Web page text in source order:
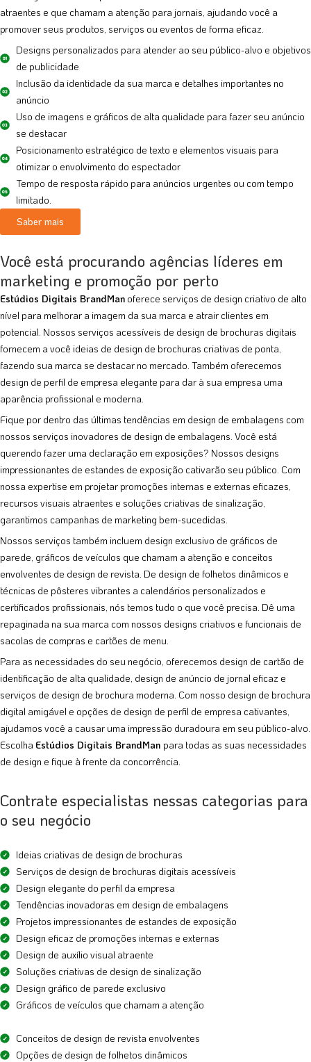
atraentes e que chamam a atenção para jornais, ajudando você a
promover seus produtos, serviços ou eventos de forma eficaz.
Designs personalizados para atender ao seu público-alvo e objetivos
de publicidade
Inclusão da identidade da sua marca e detalhes importantes no
anúncio
Uso de imagens e gráficos de alta qualidade para fazer seu anúncio
se destacar
Posicionamento estratégico de texto e elementos visuais para
otimizar o envolvimento do espectador
Tempo de resposta rápido para anúncios urgentes ou com tempo
limitado.
Saber mais
Você está procurando agências líderes em
marketing e promoção por perto
Estúdios Digitais BrandMan oferece serviços de design criativo de alto
nível para melhorar a imagem da sua marca e atrair clientes em
potencial. Nossos serviços acessíveis de design de brochuras digitais
fornecem a você ideias de design de brochuras criativas de ponta,
fazendo sua marca se destacar no mercado. Também oferecemos
design de perfil de empresa elegante para dar à sua empresa uma
aparência profissional e moderna.
Fique por dentro das últimas tendências em design de embalagens com
nossos serviços inovadores de design de embalagens. Você está
querendo fazer uma declaração em exposições? Nossos designs
impressionantes de estandes de exposição cativarão seu público. Com
nossa expertise em projetar promoções internas e externas eficazes,
recursos visuais atraentes e soluções criativas de sinalização,
garantimos campanhas de marketing bem-sucedidas.
Nossos serviços também incluem design exclusivo de gráficos de
parede, gráficos de veículos que chamam a atenção e conceitos
envolventes de design de revista. De design de folhetos dinâmicos e
técnicas de pôsteres vibrantes a calendários personalizados e
certificados profissionais, nós temos tudo o que você precisa. Dê uma
repaginada na sua marca com nossos designs criativos e funcionais de
sacolas de compras e cartões de menu.
Para as necessidades do seu negócio, oferecemos design de cartão de
identificação de alta qualidade, design de anúncio de jornal eficaz e
serviços de design de brochura moderna. Com nosso design de brochura
digital amigável e opções de design de perfil de empresa cativantes,
ajudamos você a causar uma impressão duradoura em seu público-alvo.
Escolha Estúdios Digitais BrandMan para todas as suas necessidades
de design e fique à frente da concorrência.
Contrate especialistas nessas categorias para
o seu negócio
Ideias criativas de design de brochuras
Serviços de design de brochuras digitais acessíveis
Design elegante do perfil da empresa
Tendências inovadoras em design de embalagens
Projetos impressionantes de estandes de exposição
Design eficaz de promoções internas e externas
Design de auxílio visual atraente
Soluções criativas de design de sinalização
Design gráfico de parede exclusivo
Gráficos de veículos que chamam a atenção
Conceitos de design de revista envolventes
Opções de design de folhetos dinâmicos